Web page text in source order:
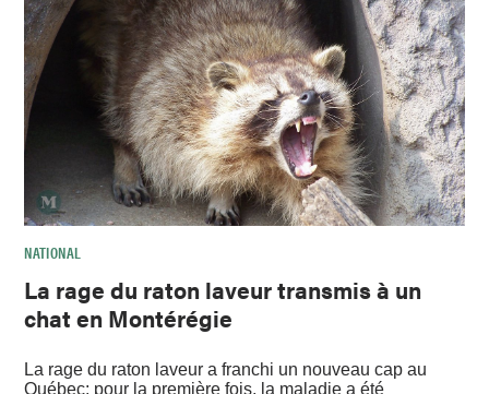
NATIONAL
La rage du raton laveur transmis à un
chat en Montérégie
La rage du raton laveur a franchi un nouveau cap au
Québec: pour la première fois, la maladie a été